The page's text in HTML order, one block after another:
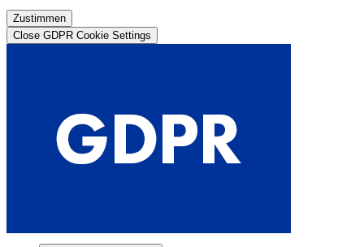
Zustimmen
Close GDPR Cookie Settings